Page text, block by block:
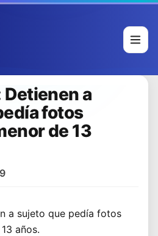
Detienen a
fotos
de 13
a sujeto que pedía fotos
años.